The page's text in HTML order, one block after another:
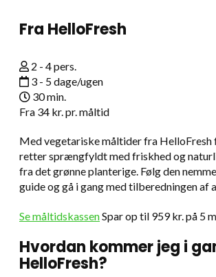
Fra HelloFresh
2 - 4 pers.
3 - 5 dage/ugen
30 min.
Fra 34 kr. pr. måltid
Med vegetariske måltider fra HelloFresh
retter sprængfyldt med friskhed og
fra det grønne planterige. Følg den
guide og gå i gang med tilberedningen af
Se måltidskassenSpar op til 959 kr. på 5
Hvordan kommer jeg i
HelloFresh?